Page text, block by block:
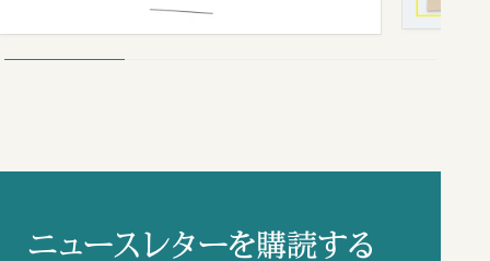
ニュースレターを購読する